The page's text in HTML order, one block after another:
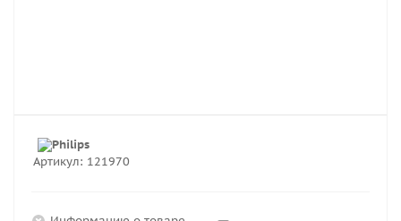
Артикул: 121970